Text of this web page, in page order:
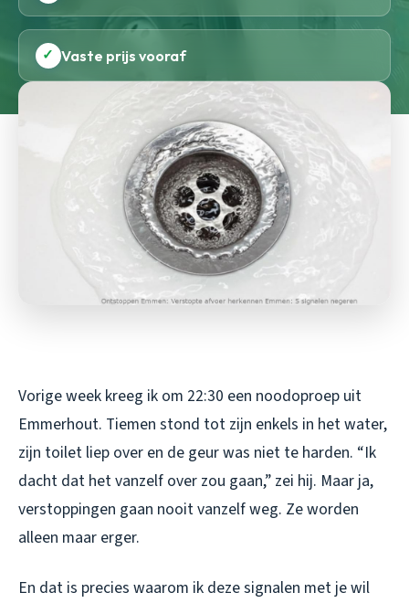
✓ Vaste prijs vooraf
Vorige week kreeg ik om 22:30 een noodoproep uit
Emmerhout. Tiemen stond tot zijn enkels in het water,
zijn toilet liep over en de geur was niet te harden. “Ik
dacht dat het vanzelf over zou gaan,” zei hij. Maar ja,
verstoppingen gaan nooit vanzelf weg. Ze worden
alleen maar erger.
En dat is precies waarom ik deze signalen met je wil